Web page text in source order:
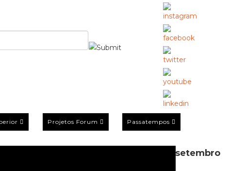
Projetos Forum Passatempos
Peniche | 31 agosto a 5 setembro